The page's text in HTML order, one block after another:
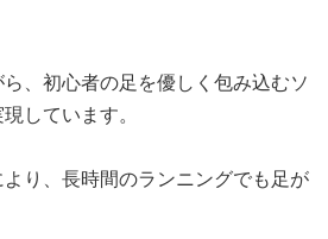
、初心者の足を優しく包み込むソ
しています。
り、長時間のランニングでも足が